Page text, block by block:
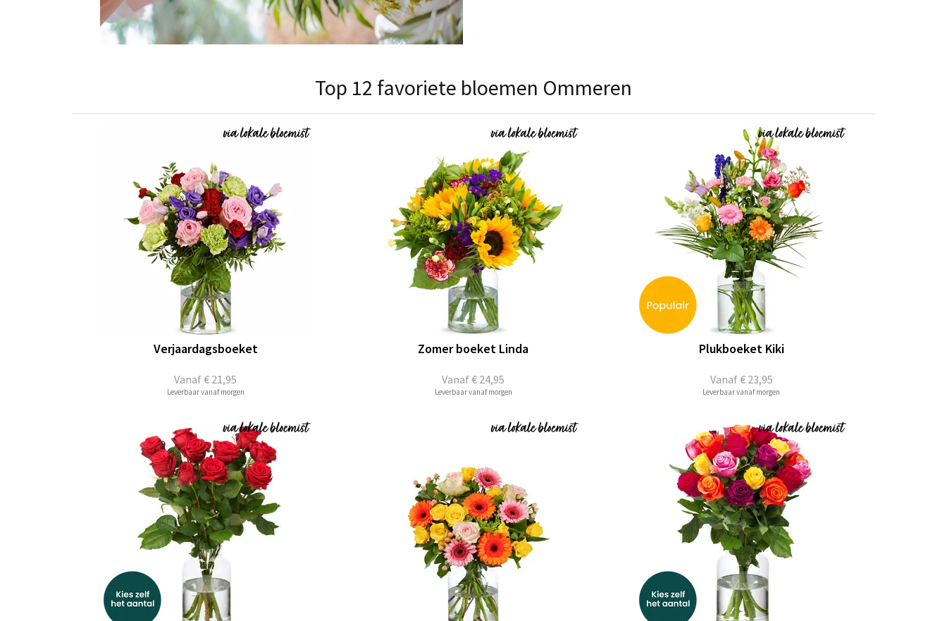
Top 12 favoriete bloemen Ommeren
Vanaf€ 21,95
Verjaardagsboeket
Leverbaar vanaf morgen
Vanaf€ 24,95
Zomer boeket Linda
Leverbaar vanaf morgen
Vanaf€ 23,95
Plukboeket Kiki
Leverbaar vanaf morgen